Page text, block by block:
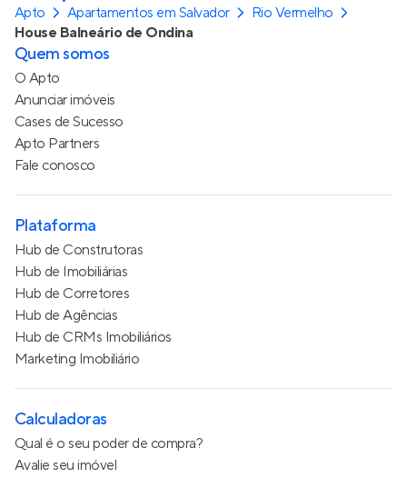
Apto Apartamentos em Salvador
Rio Vermelho
House Balneário de Ondina
Quem somos
O Apto
Anunciar imóveis
Cases de Sucesso
Apto Partners
Fale conosco
Plataforma
Hub de Construtoras
Hub de Imobiliárias
Hub de Corretores
Hub de Agências
Hub de CRMs Imobiliários
Marketing Imobiliário
Calculadoras
Qual é o seu poder de compra?
Avalie seu imóvel